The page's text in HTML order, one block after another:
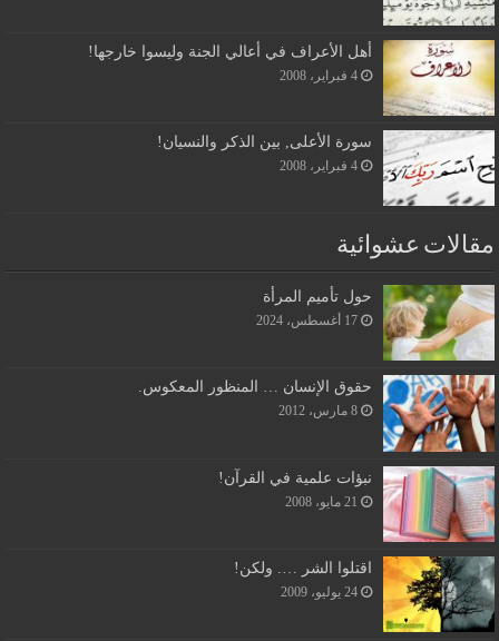
أهل الأعراف في أعالي الجنة وليسوا خارجها!
4 فبراير، 2008
سورة الأعلى, بين الذكر والنسيان!
4 فبراير، 2008
مقالات عشوائية
حول تأميم المرأة
17 أغسطس، 2024
حقوق الإنسان … المنظور المعكوس.
8 مارس، 2012
نبؤات علمية في القرآن!
21 مايو، 2008
اقتلوا الشر …. ولكن!
24 يوليو، 2009